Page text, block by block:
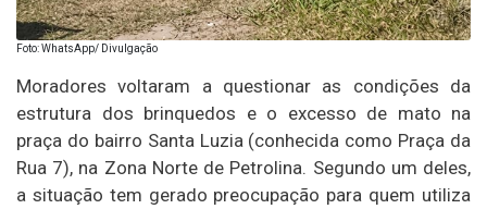
Foto: WhatsApp/ Divulgação
Moradores voltaram a questionar as condições da
estrutura dos brinquedos e o excesso de mato na
praça do bairro Santa Luzia (conhecida como Praça da
Rua 7), na Zona Norte de Petrolina. Segundo um deles,
a situação tem gerado preocupação para quem utiliza